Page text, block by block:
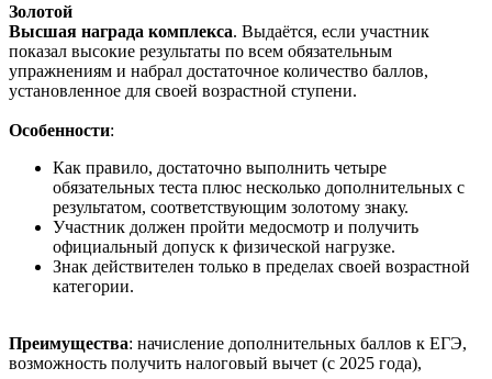
Золотой
Высшая награда комплекса. Выдаётся, если участник
показал высокие результаты по всем обязательным
упражнениям и набрал достаточное количество баллов,
установленное для своей возрастной ступени.
Особенности:
Как правило, достаточно выполнить четыре
обязательных теста плюс несколько дополнительных с
результатом, соответствующим золотому знаку.
Участник должен пройти медосмотр и получить
официальный допуск к физической нагрузке.
Знак действителен только в пределах своей возрастной
категории.
Преимущества: начисление дополнительных баллов к ЕГЭ,
возможность получить налоговый вычет (с 2025 года),